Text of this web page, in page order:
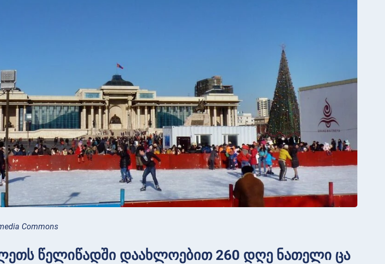
Commons
წელიწადში დაახლოებით 260 დღე ნათელი ცა